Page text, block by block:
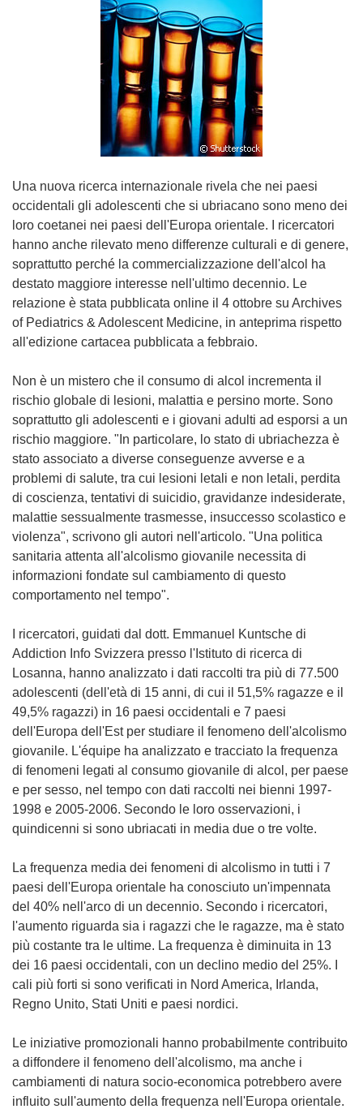
Una nuova ricerca internazionale rivela che nei paesi
occidentali gli adolescenti che si ubriacano sono meno dei
loro coetanei nei paesi dell'Europa orientale. I ricercatori
hanno anche rilevato meno differenze culturali e di genere,
soprattutto perché la commercializzazione dell'alcol ha
destato maggiore interesse nell'ultimo decennio. Le
relazione è stata pubblicata online il 4 ottobre su Archives
of Pediatrics & Adolescent Medicine, in anteprima rispetto
all'edizione cartacea pubblicata a febbraio.
Non è un mistero che il consumo di alcol incrementa il
rischio globale di lesioni, malattia e persino morte. Sono
soprattutto gli adolescenti e i giovani adulti ad esporsi a un
rischio maggiore. "In particolare, lo stato di ubriachezza è
stato associato a diverse conseguenze avverse e a
problemi di salute, tra cui lesioni letali e non letali, perdita
di coscienza, tentativi di suicidio, gravidanze indesiderate,
malattie sessualmente trasmesse, insuccesso scolastico e
violenza", scrivono gli autori nell'articolo. "Una politica
sanitaria attenta all'alcolismo giovanile necessita di
informazioni fondate sul cambiamento di questo
comportamento nel tempo".
I ricercatori, guidati dal dott. Emmanuel Kuntsche di
Addiction Info Svizzera presso l'Istituto di ricerca di
Losanna, hanno analizzato i dati raccolti tra più di 77.500
adolescenti (dell'età di 15 anni, di cui il 51,5% ragazze e il
49,5% ragazzi) in 16 paesi occidentali e 7 paesi
dell'Europa dell'Est per studiare il fenomeno dell'alcolismo
giovanile. L'équipe ha analizzato e tracciato la frequenza
di fenomeni legati al consumo giovanile di alcol, per paese
e per sesso, nel tempo con dati raccolti nei bienni 1997-
1998 e 2005-2006. Secondo le loro osservazioni, i
quindicenni si sono ubriacati in media due o tre volte.
La frequenza media dei fenomeni di alcolismo in tutti i 7
paesi dell'Europa orientale ha conosciuto un'impennata
del 40% nell'arco di un decennio. Secondo i ricercatori,
l'aumento riguarda sia i ragazzi che le ragazze, ma è stato
più costante tra le ultime. La frequenza è diminuita in 13
dei 16 paesi occidentali, con un declino medio del 25%. I
cali più forti si sono verificati in Nord America, Irlanda,
Regno Unito, Stati Uniti e paesi nordici.
Le iniziative promozionali hanno probabilmente contribuito
a diffondere il fenomeno dell'alcolismo, ma anche i
cambiamenti di natura socio-economica potrebbero avere
influito sull'aumento della frequenza nell'Europa orientale.